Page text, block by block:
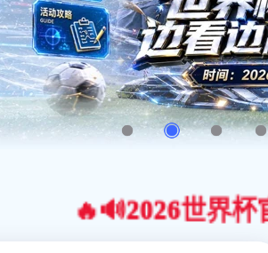
🔥🔊2026世界杯官网